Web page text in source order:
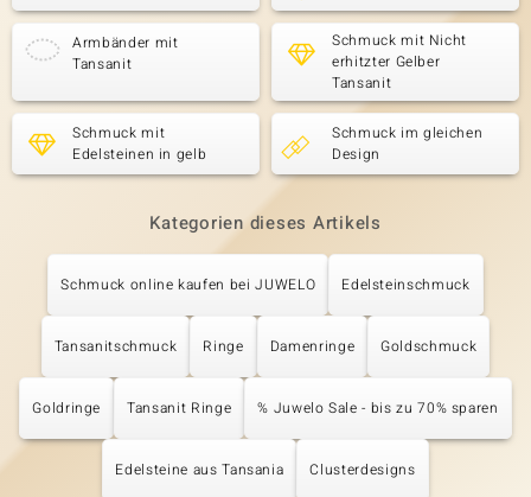
Armbänder mit
Tansanit
Schmuck mit Nicht
erhitzter Gelber
Tansanit
Schmuck mit
Edelsteinen in gelb
Schmuck im gleichen
Design
Kategorien dieses Artikels
Schmuck online kaufen bei JUWELO Edelsteinschmuck
Tansanitschmuck Ringe Damenringe Goldschmuck
Goldringe Tansanit Ringe % Juwelo Sale - bis zu 70% sparen
Edelsteine aus Tansania Clusterdesigns